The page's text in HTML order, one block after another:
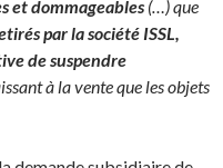
et dommageables (…) que
par la société ISSL,
de suspendre
à la vente que les objets